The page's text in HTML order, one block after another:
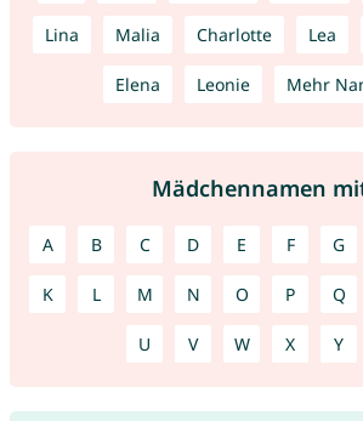
Lina Malia Charlotte Lea
Elena Leonie Mehr
Mädchennamen
A B C D E F G
K L M N O P Q
U V W X Y